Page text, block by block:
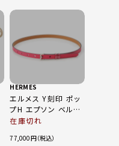
HERMES
エルメス Y刻印 ポッ
プH エプソン ベルト
ローズメキシコ 80
在庫切れ
77,000